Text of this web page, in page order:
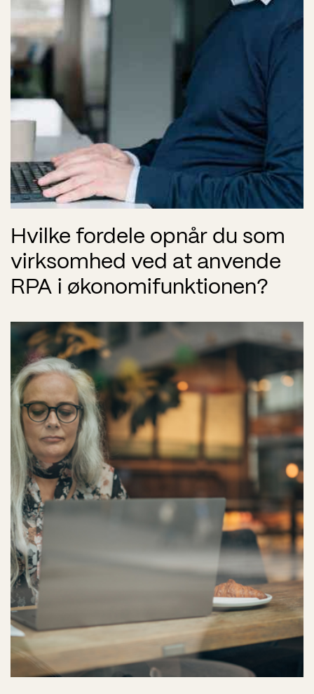
Hvilke fordele opnår du som
virksomhed ved at anvende
RPA i økonomifunktionen?